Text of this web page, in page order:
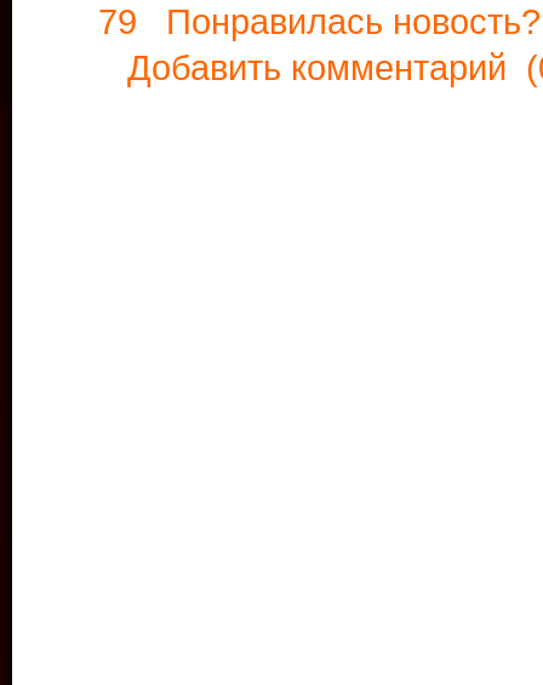
79 Понравилась
Добавить комментарий